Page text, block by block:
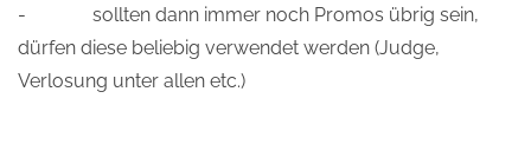
- sollten dann immer noch Promos übrig sein,
dürfen diese beliebig verwendet werden (Judge,
Verlosung unter allen etc.)